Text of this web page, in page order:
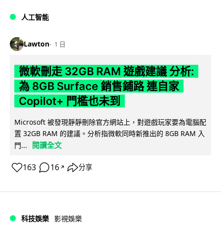
人工智能
Lawton 1 日
微軟刪走 32GB RAM 遊戲建議 分析:
為 8GB Surface 銷售鋪路 連自家
Copilot+ 門檻也未到
Microsoft 被發現靜靜刪除官方網站上，對遊戲玩家要為電腦配
置 32GB RAM 的建議。分析指微軟同時新推出的 8GB RAM 入
門...
閱讀全文
163 16 ↗ 分享
科技娛樂 影視娛樂